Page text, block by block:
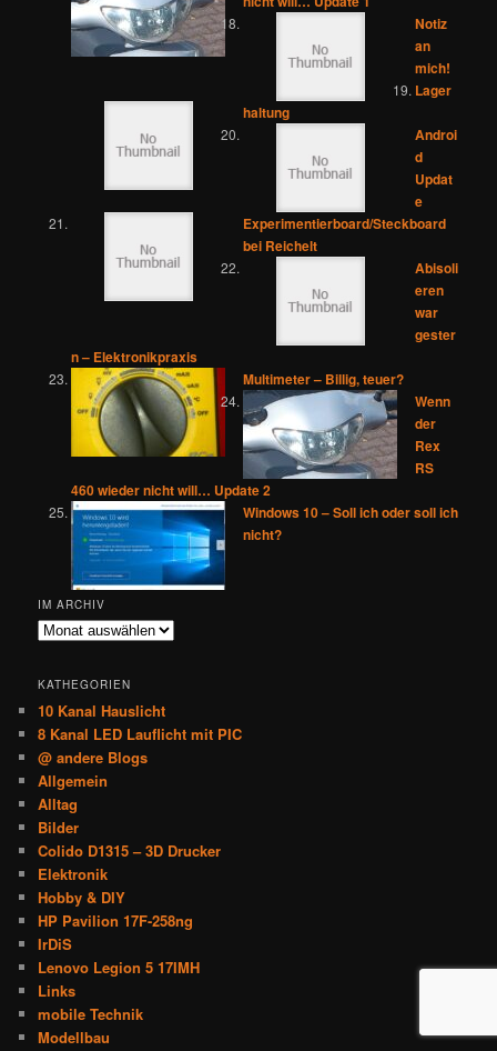
Notiz
an
mich!
Lager
haltung
Androi
d
Updat
e
Experimentierboard/Steckboard
bei Reichelt
Abisoli
eren
war
gester
n – Elektronikpraxis
Multimeter – Billig, teuer?
Wenn
der
Rex
RS
460 wieder nicht will… Update 2
Windows 10 – Soll ich oder soll ich
nicht?
IM ARCHIV
Im
KATHEGORIEN
10 Kanal Hauslicht
8 Kanal LED Lauflicht mit PIC
@ andere Blogs
Allgemein
Alltag
Bilder
Colido D1315 – 3D Drucker
Elektronik
Hobby & DIY
HP Pavilion 17F-258ng
IrDiS
Lenovo Legion 5 17IMH
Links
mobile Technik
Modellbau